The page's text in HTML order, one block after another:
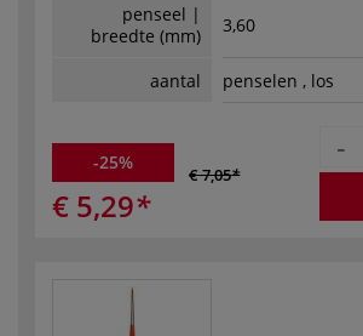
penseel |
breedte (mm)
3,60
aantal penselen , los
-25%
€ 7,05
€ 5,29
-